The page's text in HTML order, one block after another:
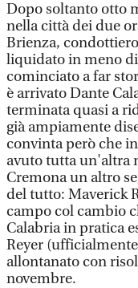
Dopo soltanto otto
nella città dei due
Brienza,
liquidato in meno
cominciato a far
è arrivato Dante
terminata quasi a
già ampiamente
convinta però che
avuto tutta un'altra
Cremona un altro
del tutto: Maverick
campo col cambio
Calabria in pratica
Reyer
allontanato con
novembre.